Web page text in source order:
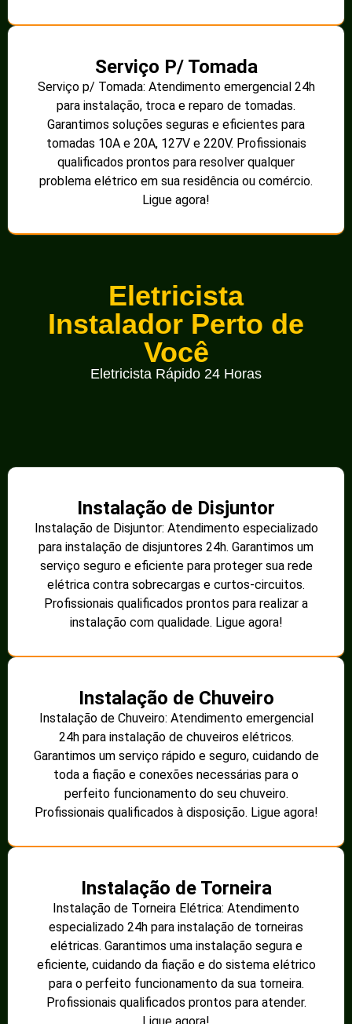
Serviço P/ Tomada
Serviço p/ Tomada: Atendimento emergencial 24h
para instalação, troca e reparo de tomadas.
Garantimos soluções seguras e eficientes para
tomadas 10A e 20A, 127V e 220V. Profissionais
qualificados prontos para resolver qualquer
problema elétrico em sua residência ou comércio.
Ligue agora!
Eletricista
Instalador Perto de
Você
Eletricista Rápido 24 Horas
Instalação de Disjuntor
Instalação de Disjuntor: Atendimento especializado
para instalação de disjuntores 24h. Garantimos um
serviço seguro e eficiente para proteger sua rede
elétrica contra sobrecargas e curtos-circuitos.
Profissionais qualificados prontos para realizar a
instalação com qualidade. Ligue agora!
Instalação de Chuveiro
Instalação de Chuveiro: Atendimento emergencial
24h para instalação de chuveiros elétricos.
Garantimos um serviço rápido e seguro, cuidando de
toda a fiação e conexões necessárias para o
perfeito funcionamento do seu chuveiro.
Profissionais qualificados à disposição. Ligue agora!
Instalação de Torneira
Instalação de Torneira Elétrica: Atendimento
especializado 24h para instalação de torneiras
elétricas. Garantimos uma instalação segura e
eficiente, cuidando da fiação e do sistema elétrico
para o perfeito funcionamento da sua torneira.
Profissionais qualificados prontos para atender.